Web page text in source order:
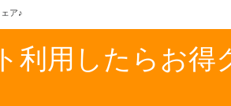
ア♪
利用したらお得